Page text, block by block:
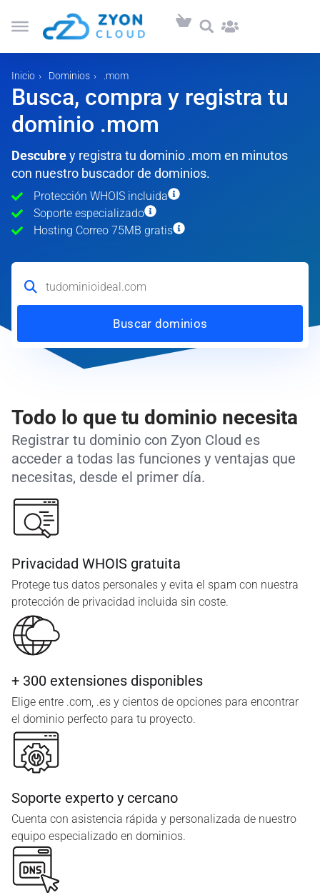
Inicio Dominios .mom
Busca, compra y registra tu
dominio .mom
Descubrey registra tu dominio .mom en minutos
con nuestro buscador de dominios.
Protección WHOIS incluida
Soporte especializado
Hosting Correo 75MB gratis
Buscar dominios
Todo lo que tu dominio necesita
Registrar tu dominio con Zyon Cloud es
acceder a todas las funciones y ventajas que
necesitas, desde el primer día.
Privacidad WHOIS gratuita
Protege tus datos personales y evita el spam con nuestra
protección de privacidad incluida sin coste.
+ 300 extensiones disponibles
Elige entre .com, .es y cientos de opciones para encontrar
el dominio perfecto para tu proyecto.
Soporte experto y cercano
Cuenta con asistencia rápida y personalizada de nuestro
equipo especializado en dominios.